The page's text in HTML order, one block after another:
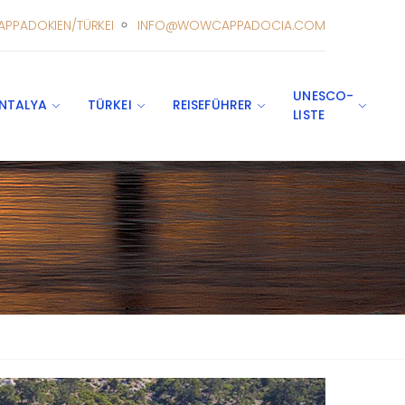
TÜRKEI INFO@WOWCAPPADOCIA.COM
TÜRKEI REISEFÜHRER
UNESCO-
LISTE